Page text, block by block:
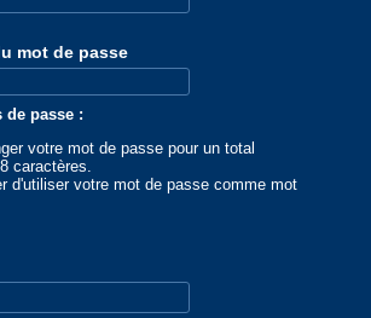
mot de passe
de passe :
votre mot de passe pour un total
caractères.
d'utiliser votre mot de passe comme mot